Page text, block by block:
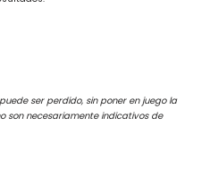
ser perdido, sin poner en juego la
son necesariamente indicativos de